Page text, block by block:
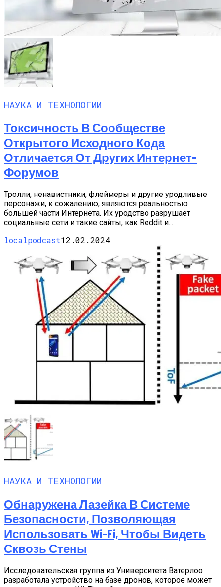
НАУКА И ТЕХНОЛОГИИ
Токсичность В Сообществе
Открытого Исходного Кода
Отличается От Других Интернет-
Форумов
Тролли, ненавистники, флеймеры и другие уродливые
персонажи, к сожалению, являются реальностью
большей части Интернета. Их уродство разрушает
социальные сети и такие сайты, как Reddit и...
localpodcast12.02.2024
НАУКА И ТЕХНОЛОГИИ
Обнаружена Лазейка В Системе
Безопасности, Позволяющая
Использовать Wi-Fi, Чтобы Видеть
Сквозь Стены
Исследовательская группа из Университета Ватерлоо
разработала устройство на базе дронов, которое может